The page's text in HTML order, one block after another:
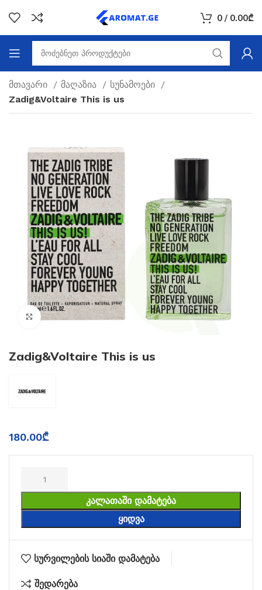
0 / 0.00₾
მთავარი მაღაზია
სუნამოები
Zadig&Voltaire This is us
Click to enlarge
Zadig&Voltaire This is us
180.00₾
ᲙᲐᲚᲐᲗᲐᲨᲘ ᲓᲐᲛᲐᲢᲔᲑᲐ
ᲧᲘᲓᲕᲐ
სურვილების სიაში დამატება
შედარება